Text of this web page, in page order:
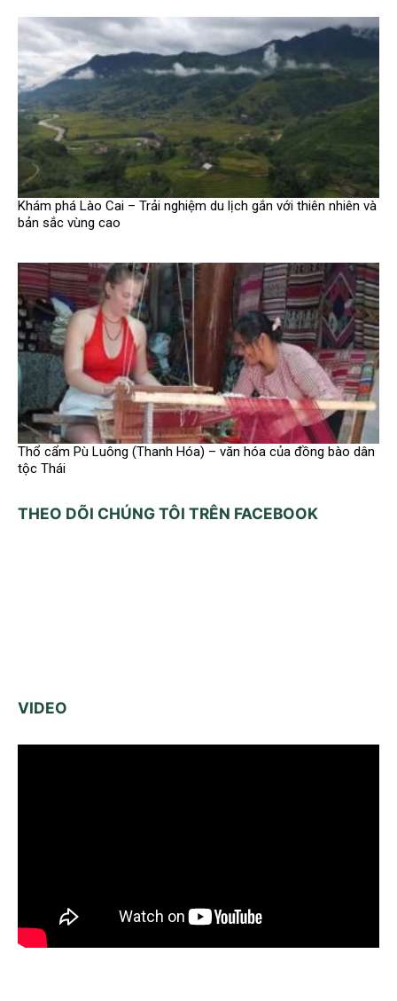
Khám phá Lào Cai – Trải nghiệm du lịch gắn với thiên nhiên và
bản sắc vùng cao
Thổ cẩm Pù Luông (Thanh Hóa) – văn hóa của đồng bào dân
tộc Thái
THEO DÕI CHÚNG TÔI TRÊN FACEBOOK
VIDEO